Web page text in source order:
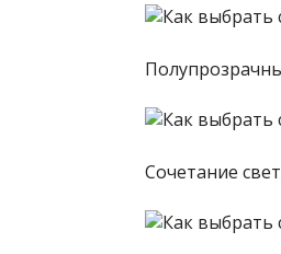
Сочетание